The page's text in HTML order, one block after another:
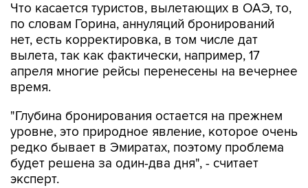
Что касается туристов, вылетающих в ОАЭ, то,
по словам Горина, аннуляций бронирований
нет, есть корректировка, в том числе дат
вылета, так как фактически, например, 17
апреля многие рейсы перенесены на вечернее
время.
"Глубина бронирования остается на прежнем
уровне, это природное явление, которое очень
редко бывает в Эмиратах, поэтому проблема
будет решена за один-два дня", - считает
эксперт.